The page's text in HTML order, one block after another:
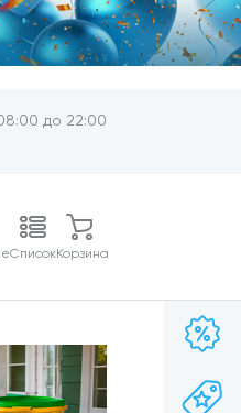
до 22:00
СписокКорзина